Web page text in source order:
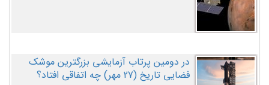
در دومین پرتاب آزمایشی بزرگترین موشک
فضایی تاریخ (27 مهر‌) چه اتفاقی افتاد؟